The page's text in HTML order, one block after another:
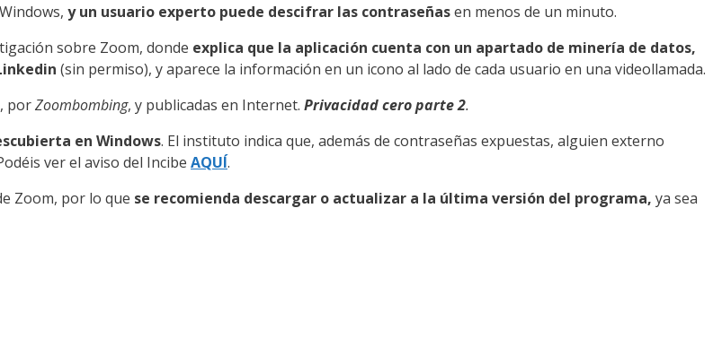
y un usuario experto puede descifrar las contraseñasen menos de un minuto.
sobre Zoom, donde explica que la aplicación cuenta con un apartado de minería de datos,
(sin permiso), y aparece la información en un icono al lado de cada usuario en una videollamada.
porZoombombing, y publicadas en Internet. Privacidad cero parte 2.
en Windows. El instituto indica que, además de contraseñas expuestas, alguien externo
ver el aviso del Incibe AQUÍ.
Zoom, por lo que se recomienda descargar o actualizar a la última versión del programa, ya sea